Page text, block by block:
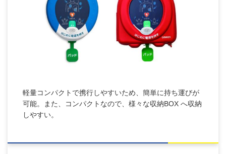
軽量コンパクトで携行しやすいため、簡単に持ち運びが
可能。また、コンパクトなので、様々な収納BOX へ収納
しやすい。